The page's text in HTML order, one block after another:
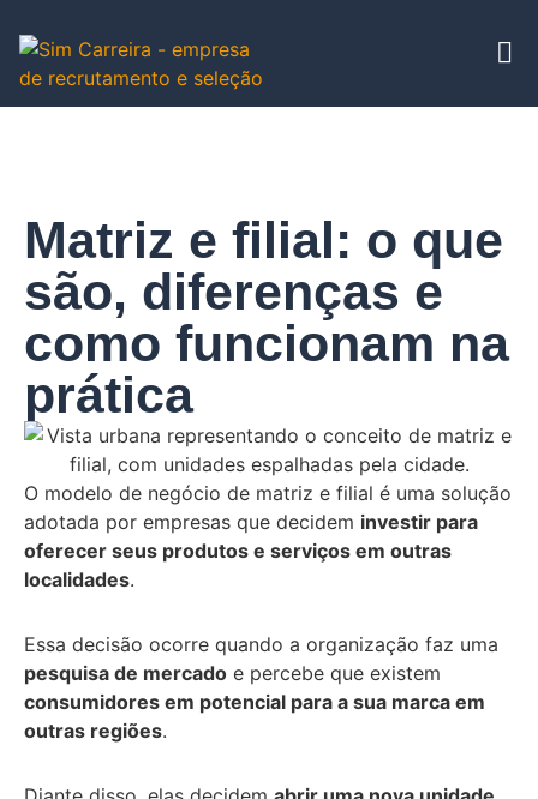
Matriz e filial: o que
são, diferenças e
como funcionam na
prática
O modelo de negócio de matriz e filial é uma solução
adotada por empresas que decidem investir para
oferecer seus produtos e serviços em outras
localidades.
Essa decisão ocorre quando a organização faz uma
pesquisa de mercado e percebe que existem
consumidores em potencial para a sua marca em
outras regiões.